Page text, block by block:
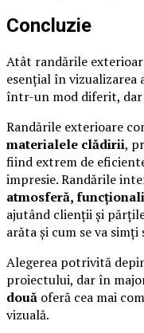
Concluzie
Atât randările
esențial în
într-un mod diferit,
Randările exterioare
materialele clădirii,
fiind extrem de
impresie. Randările
atmosferă,
ajutând clienții și
arăta și cum se va simți
Alegerea potrivită
proiectului, dar în
două oferă cea mai
vizuală.